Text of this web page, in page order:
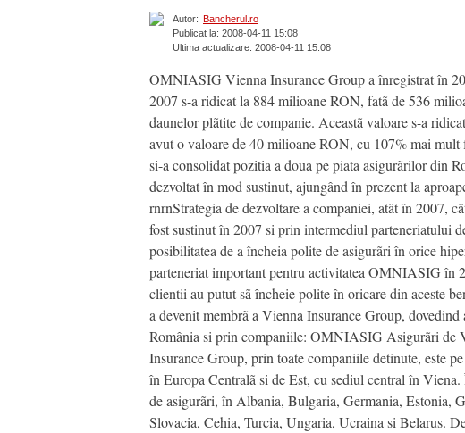
Autor:
Bancherul.ro
Publicat la: 2008-04-11 15:08
Ultima actualizare: 2008-04-11 15:08
OMNIASIG Vienna Insurance Group a înregistrat în
2007 s-a ridicat la 884 milioane RON, fatã de 536
daunelor plãtite de companie. Aceastã valoare s-a
avut o valoare de 40 milioane RON, cu 107% mai
si-a consolidat pozitia a doua pe piata asigurãrilor din
dezvoltat în mod sustinut, ajungând în prezent la
rnrnStrategia de dezvoltare a companiei, atât în 2007,
fost sustinut în 2007 si prin intermediul parteneriatului
posibilitatea de a încheia polite de asigurãri în orice
parteneriat important pentru activitatea OMNIASIG în
clientii au putut sã încheie polite în oricare din aceste
a devenit membrã a Vienna Insurance Group,
România si prin companiile: OMNIASIG Asigurãri de
Insurance Group, prin toate companiile detinute, este
în Europa Centralã si de Est, cu sediul central în
de asigurãri, în Albania, Bulgaria, Germania, Estonia,
Slovacia, Cehia, Turcia, Ungaria, Ucraina si Belarus.